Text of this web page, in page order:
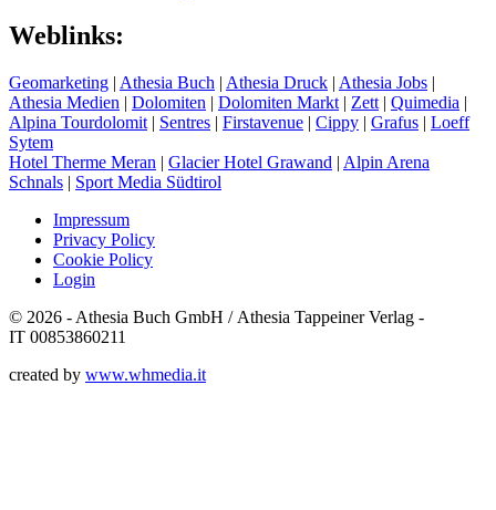
Weblinks:
Geomarketing | Athesia Buch | Athesia Druck | Athesia Jobs |
Athesia Medien | Dolomiten | Dolomiten Markt | Zett | Quimedia |
Alpina Tourdolomit | Sentres | Firstavenue | Cippy | Grafus | Loeff
Sytem
Hotel Therme Meran | Glacier Hotel Grawand | Alpin Arena
Schnals | Sport Media Südtirol
Impressum
Privacy Policy
Cookie Policy
Login
© 2026 - Athesia Buch GmbH / Athesia Tappeiner Verlag -
IT 00853860211
created by www.whmedia.it